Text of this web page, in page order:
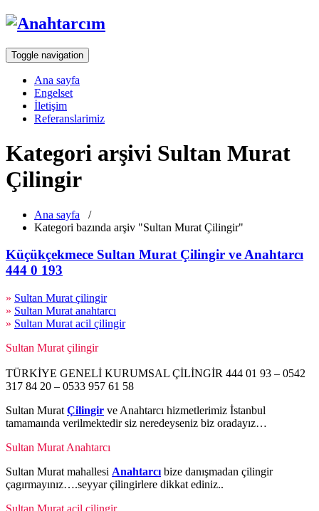
Toggle navigation
Ana sayfa
Engelset
İletişim
Referanslarimiz
Kategori arşivi Sultan Murat
Çilingir
Ana sayfa /
Kategori bazında arşiv "Sultan Murat Çilingir"
Küçükçekmece Sultan Murat Çilingir ve Anahtarcı
444 0 193
» Sultan Murat çilingir
» Sultan Murat anahtarcı
» Sultan Murat acil çilingir
Sultan Murat çilingir
TÜRKİYE GENELİ KURUMSAL ÇİLİNGİR 444 01 93 – 0542
317 84 20 – 0533 957 61 58
Sultan Murat Çilingir ve Anahtarcı hizmetlerimiz İstanbul
tamamaında verilmektedir siz neredeyseniz biz oradayız…
Sultan Murat Anahtarcı
Sultan Murat mahallesi Anahtarcı bize danışmadan çilingir
çagırmayınız….seyyar çilingirlere dikkat ediniz..